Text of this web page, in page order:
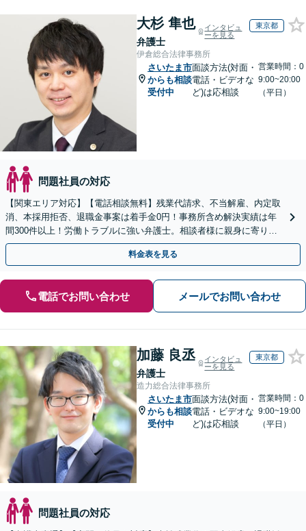
大杉 隼也
弁護士
インタビュ
ーを見る
東京都
伊倉総合法律事務所
さいたま市
からも相談
受付中
面談方法(対面・
電話・ビデオな
ど)は応相談
営業時間：0
9:00~20:00
（平日）
問題社員の対応
【関東エリア対応】【電話相談無料】残業代請求、不当解雇、内定取
消、本採用拒否、退職金事案は着手金0円！事務所含め解決実績は年
間300件以上！労働トラブルに強い弁護士。相談者様に親身に寄り添
い、ご納得のいただける解決を【休日・夜間相談OK】
料金表を見る
電話でお問い合わせ メールでお問い合わせ
加藤 良丞
弁護士
インタビュ
ーを見る
東京都
造力総合法律事務所
さいたま市
からも相談
受付中
面談方法(対面・
電話・ビデオな
ど)は応相談
営業時間：0
9:00~19:00
（平日）
問題社員の対応